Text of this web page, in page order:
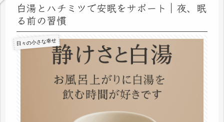
白湯とハチミツで安眠をサポート｜夜、眠
る前の習慣
日々の小さな幸せ